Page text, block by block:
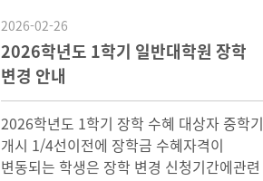
2026-02-26
2026학년도 1학기 일반대학원 장학
변경 안내
2026학년도 1학기 장학 수혜 대상자 중학기
개시 1/4선이전에 장학금 수혜자격이
변동되는 학생은 장학 변경 신청기간에관련